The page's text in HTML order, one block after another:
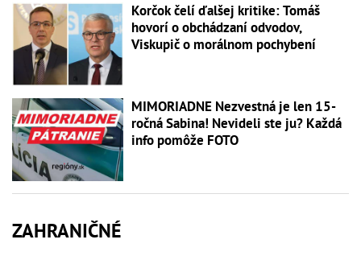
Korčok čelí ďalšej kritike: Tomáš
hovorí o obchádzaní odvodov,
Viskupič o morálnom pochybení
MIMORIADNE Nezvestná je len 15-
ročná Sabina! Nevideli ste ju? Každá
info pomôže FOTO
ZAHRANIČNÉ